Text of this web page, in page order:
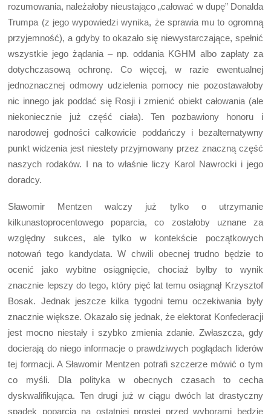
rozumowania, należałoby nieustająco „całować w dupę” Donalda
Trumpa (z jego wypowiedzi wynika, że sprawia mu to ogromną
przyjemność), a gdyby to okazało się niewystarczające, spełnić
wszystkie jego żądania – np. oddania KGHM albo zapłaty za
dotychczasową ochronę. Co więcej, w razie ewentualnej
jednoznacznej odmowy udzielenia pomocy nie pozostawałoby
nic innego jak poddać się Rosji i zmienić obiekt całowania (ale
niekoniecznie już część ciała). Ten pozbawiony honoru i
narodowej godności całkowicie poddańczy i bezalternatywny
punkt widzenia jest niestety przyjmowany przez znaczną część
naszych rodaków. I na to właśnie liczy Karol Nawrocki i jego
doradcy.
Sławomir Mentzen walczy już tylko o utrzymanie
kilkunastoprocentowego poparcia, co zostałoby uznane za
względny sukces, ale tylko w kontekście początkowych
notowań tego kandydata. W chwili obecnej trudno będzie to
ocenić jako wybitne osiągnięcie, chociaż byłby to wynik
znacznie lepszy do tego, który pięć lat temu osiągnął Krzysztof
Bosak. Jednak jeszcze kilka tygodni temu oczekiwania były
znacznie większe. Okazało się jednak, że elektorat Konfederacji
jest mocno niestały i szybko zmienia zdanie. Zwłaszcza, gdy
docierają do niego informacje o prawdziwych poglądach liderów
tej formacji. A Sławomir Mentzen potrafi szczerze mówić o tym
co myśli. Dla polityka w obecnych czasach to cecha
dyskwalifikująca. Ten drugi już w ciągu dwóch lat drastyczny
spadek poparcia na ostatniej prostej przed wyborami będzie